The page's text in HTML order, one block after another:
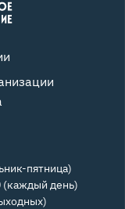
пятница)
(каждый день)